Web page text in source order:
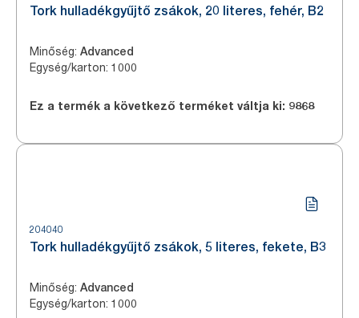
Tork hulladékgyűjtő zsákok, 20 literes, fehér, B2
Minőség: Advanced
Egység/karton: 1000
Ez a termék a következő terméket váltja ki: 9868
204040
Tork hulladékgyűjtő zsákok, 5 literes, fekete, B3
Minőség: Advanced
Egység/karton: 1000